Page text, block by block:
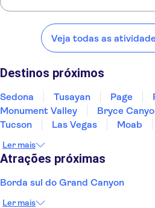
Flagstaff:
Tusayan
Veja todas as
Destinos próximos
Sedona Tusayan Page
Monument Valley
Bryce
Tucson
Las Vegas Moab
Santa Fe
Ler mais
Atrações próximas
Borda sul do Grand Canyon
Ler mais